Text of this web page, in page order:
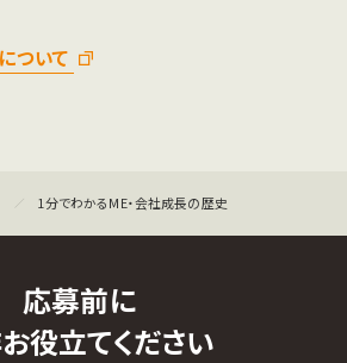
ついて
1分でわかるME・会社成長の歴史
応募前に
役立てください